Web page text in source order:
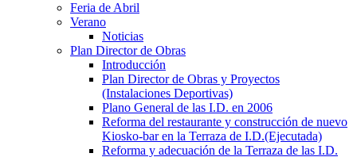
Feria de Abril
Verano
Noticias
Plan Director de Obras
Introducción
Plan Director de Obras y Proyectos
(Instalaciones Deportivas)
Plano General de las I.D. en 2006
Reforma del restaurante y construcción de nuevo
Kiosko-bar en la Terraza de I.D.(Ejecutada)
Reforma y adecuación de la Terraza de las I.D.